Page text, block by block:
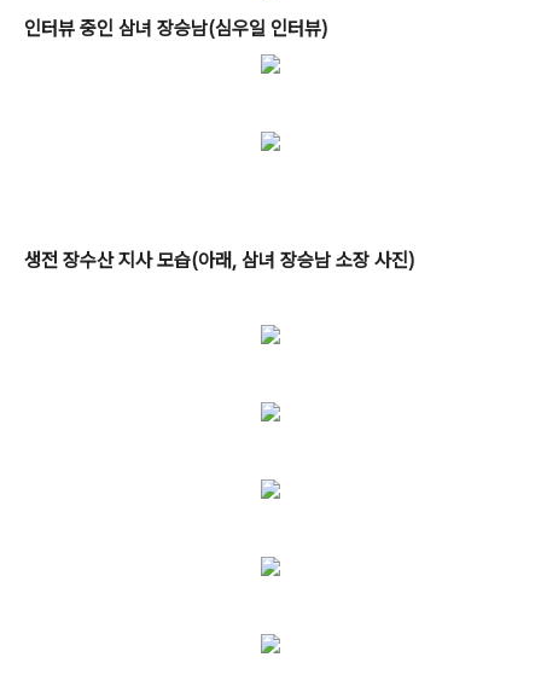
인터뷰 중인 삼녀 장승남(심우일 인터뷰)
생전 장수산 지사 모습(아래, 삼녀 장승남 소장 사진)